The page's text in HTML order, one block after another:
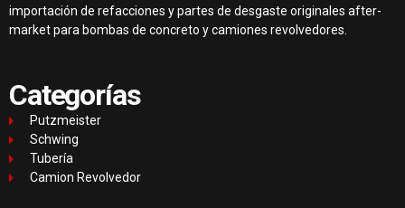
importación de refacciones y partes de desgaste originales after-
market para bombas de concreto y camiones revolvedores.
Categorías
Putzmeister
Schwing
Tubería
Camion Revolvedor